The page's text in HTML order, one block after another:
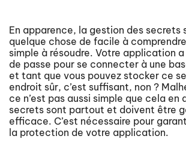
En apparence, la gestion des secrets
quelque chose de facile à
simple à résoudre. Votre application a
de passe pour se connecter à une
et tant que vous pouvez stocker ce
endroit sûr, c’est suffisant, non ?
ce n’est pas aussi simple que cela en
secrets sont partout et doivent être
efficace. C’est nécessaire pour
la protection de votre application.